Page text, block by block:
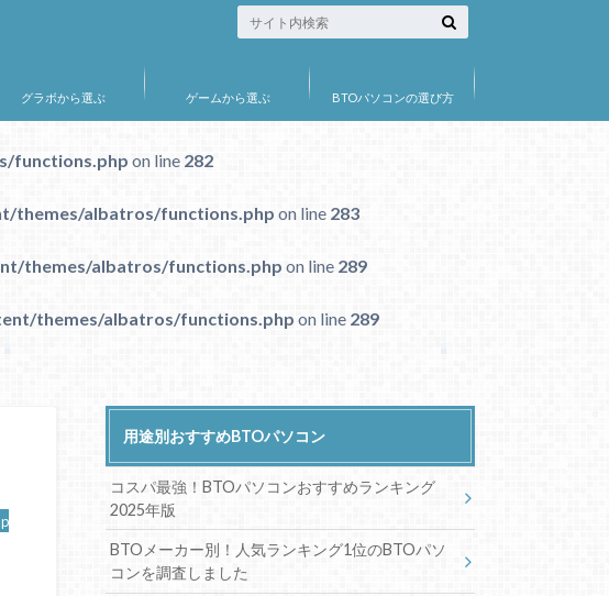
グラボから選ぶ ゲームから選ぶ BTOパソコンの選び方
functions.php on line 282
themes/albatros/functions.php on line 283
themes/albatros/functions.php on line 289
themes/albatros/functions.php on line 289
用途別おすすめBTOパソコン
コスパ最強！BTOパソコンおすすめランキング
2025年版
BTOメーカー別！人気ランキング1位のBTOパソ
コンを調査しました